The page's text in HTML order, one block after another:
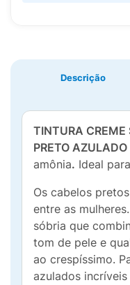
Descrição
TINTURA CREME
PRETO AZULADO
amônia. Ideal
Os cabelos
entre as
sóbria que
tom de pele e
ao crespíssimo.
azulados